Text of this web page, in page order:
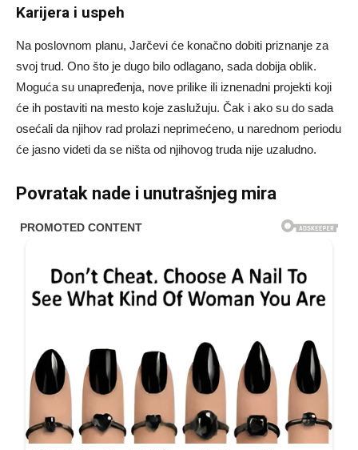
Karijera i uspeh
Na poslovnom planu, Jarčevi će konačno dobiti priznanje za
svoj trud. Ono što je dugo bilo odlagano, sada dobija oblik.
Moguća su unapređenja, nove prilike ili iznenadni projekti koji
će ih postaviti na mesto koje zaslužuju. Čak i ako su do sada
osećali da njihov rad prolazi neprimećeno, u narednom periodu
će jasno videti da se ništa od njihovog truda nije uzaludno.
Povratak nade i unutrašnjeg mira